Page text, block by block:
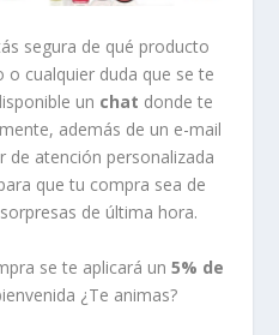
segura de qué producto
cualquier duda que se te
un chat donde te
además de un e-mail
de atención personalizada
que tu compra sea de
de última hora.
se te aplicará un5% de
¿Te animas?